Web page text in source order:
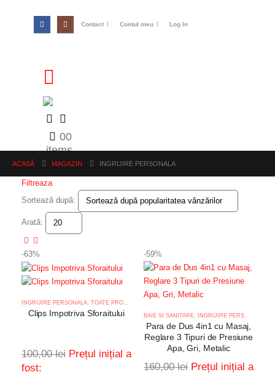
Contact Contul meu Log In
00
items
ACASĂ MAGAZIN INGRIJIRE PERSONALA
Filtreaza
Sortează după:
Arată:
-63%
INGRIJIRE PERSONALA, TOATE PRODUSELE
Clips Impotriva Sforaitului
100,00lei Prețul inițial a
fost:
-59%
BAIE SI SANITARE, INGRIJIRE PERSONALA
Para de Dus 4in1 cu Masaj,
Reglare 3 Tipuri de Presiune
Apa, Gri, Metalic
160,00lei Prețul inițial a